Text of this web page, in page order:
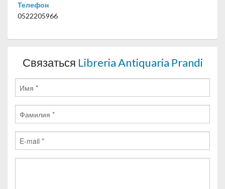
Телефон
0522205966
Связаться Libreria Antiquaria Prandi